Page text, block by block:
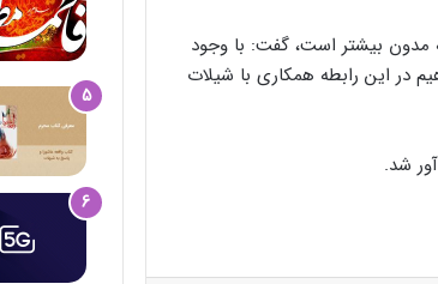
تن تولید داشتیم که برنامه مدون بیشتر است، گفت: با وجود
در این رابطه همکاری با شیلات
شد.